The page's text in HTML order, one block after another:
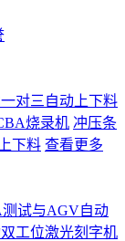
对三自动上下料
烧录机 冲压条
下料 查看更多
测试与AGV自动
工位激光刻字机